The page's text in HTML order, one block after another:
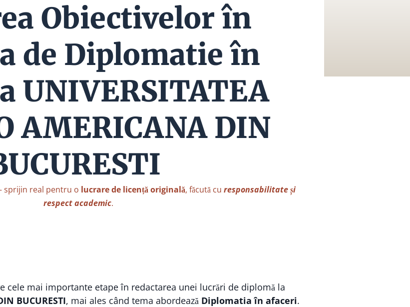
Obiectivelor în
de Diplomatie în
UNIVERSITATEA
AMERICANA DIN
sprijin real pentru o lucrare de licență originală, făcută cu responsabilitate și
respect academic.
cele mai importante etape în redactarea unei lucrări de diplomă la
BUCURESTI, mai ales când tema abordează Diplomatia în afaceri.